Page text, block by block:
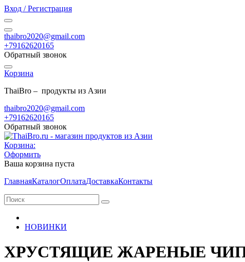
Вход / Регистрация
thaibro2020@gmail.com
+79162620165
Обратный звонок
Корзина
ThaiBro – продукты из Азии
thaibro2020@gmail.com
+79162620165
Обратный звонок
Корзина:
Оформить
Ваша корзина пуста
ГлавнаяКаталогОплатаДоставкаКонтакты
НОВИНКИ
ХРУСТЯЩИЕ ЖАРЕНЫЕ